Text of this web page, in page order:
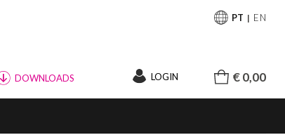
PT EN
DOWNLOADS LOGIN € 0,00